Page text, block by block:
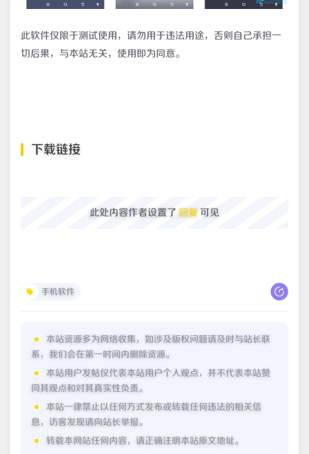
此软件仅限于测试使用，请勿用于违法用途，否则自己承担一
切后果，与本站无关，使用即为同意。
下载链接
此处内容作者设置了 回复 可见
手机软件
本站资源多为网络收集，如涉及版权问题请及时与站长联
系，我们会在第一时间内删除资源。
本站用户发帖仅代表本站用户个人观点，并不代表本站赞
同其观点和对其真实性负责。
本站一律禁止以任何方式发布或转载任何违法的相关信
息，访客发现请向站长举报。
转载本网站任何内容，请正确注明本站原文地址。